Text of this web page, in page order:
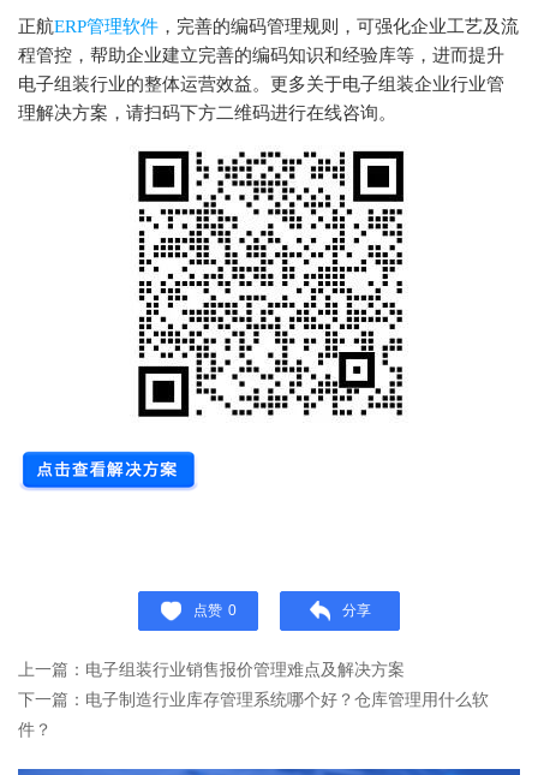
正航ERP管理软件 ，完善的编码管理规则，可强化企业工艺及流
程管控，帮助企业建立完善的编码知识和经验库等，进而提升
电子组装行业的整体运营效益。更多关于电子组装企业行业管
理解决方案，请扫码下方二维码进行在线咨询。
点赞 0 分享
上一篇：电子组装行业销售报价管理难点及解决方案
下一篇：电子制造行业库存管理系统哪个好？仓库管理用什么软
件？